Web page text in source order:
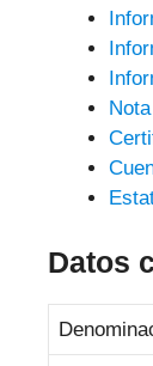
Datos